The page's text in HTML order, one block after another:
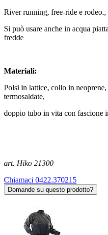
River running, free-ride e
Si può usare anche in acqua
fredde
Materiali:
Polsi in lattice, collo in
termosaldate,
doppio tubo in vita con fascione
art. Hiko 21300
Chiamaci 0422.370215
Domande su questo prodotto?